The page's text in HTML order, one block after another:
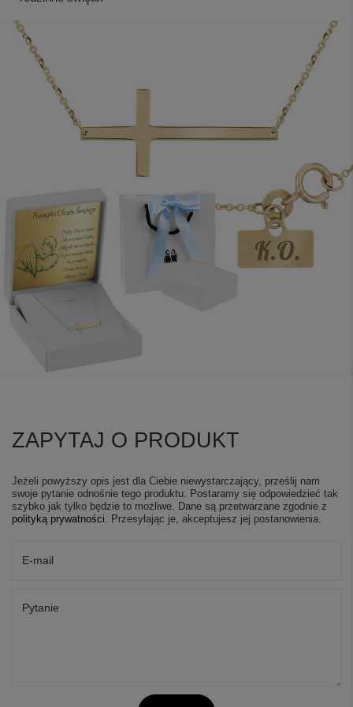
ZAPYTAJ O PRODUKT
Jeżeli powyższy opis jest dla Ciebie niewystarczający, prześlij nam
swoje pytanie odnośnie tego produktu. Postaramy się odpowiedzieć tak
szybko jak tylko będzie to możliwe. Dane są przetwarzane zgodnie z
polityką prywatności . Przesyłając je, akceptujesz jej postanowienia.
E-mail
Pytanie